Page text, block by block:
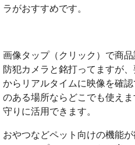
ラがおすすめです。
画像タップ（クリック）で商品
防犯カメラと銘打ってますが
からリアルタイムに映像を確
のある場所ならどこでも使え
守りに活用できます。
おやつなどペット向けの機能